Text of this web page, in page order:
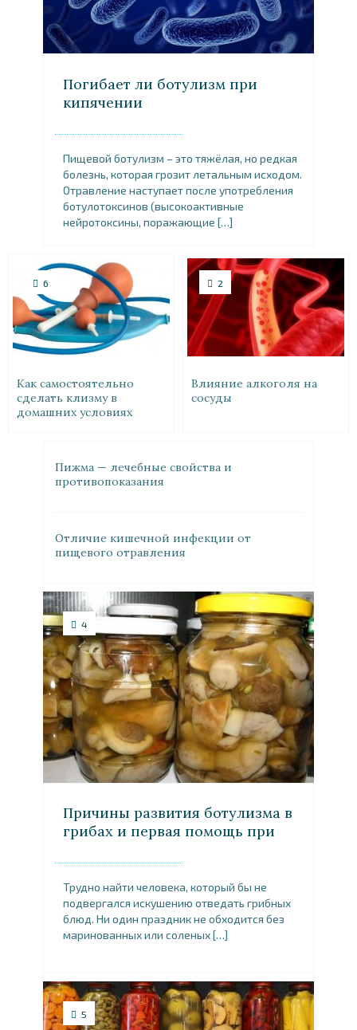
Погибает ли ботулизм при
кипячении
Пищевой ботулизм – это тяжёлая, но редкая
болезнь, которая грозит летальным исходом.
Отравление наступает после употребления
ботулотоксинов (высокоактивные
нейротоксины, поражающие […]
2
Влияние алкоголя на
сосуды
6
Как самостоятельно
сделать клизму в
домашних условиях
Пижма — лечебные свойства и
противопоказания
Отличие кишечной инфекции от
пищевого отравления
4
Причины развития ботулизма в
грибах и первая помощь при
Трудно найти человека, который бы не
подвергался искушению отведать грибных
блюд. Ни один праздник не обходится без
маринованных или соленых […]
5